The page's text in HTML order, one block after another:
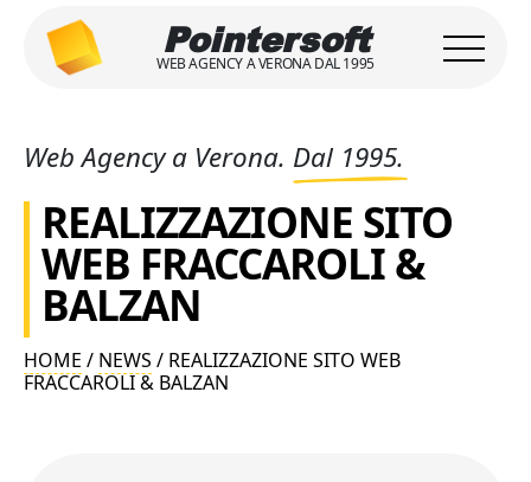
Pointersoft
WEB AGENCY A VERONA DAL 1995
Web Agency a Verona. Dal 1995.
REALIZZAZIONE SITO
WEB FRACCAROLI &
BALZAN
HOME / NEWS / REALIZZAZIONE SITO WEB
FRACCAROLI & BALZAN